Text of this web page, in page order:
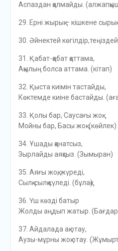
Аспаздан қалмайды.
29. Ернi жырық – кiшкене
30. Әйнектей
31. Қабат-қабат қаттама,
Ақылың болса аттама. (кітап)
32. Қыста киімін тастайды,
Көктемде киіне бастайды.
33. Қолы бар, Саусағы жоқ.
Мойны бар, Басы жоқ. (көйлек)
34. Ұшады қанатсыз,
Зырлайды аяқсыз. (Зымыран)
35. Аяғы жоқ, жүреді,
Сылқ-сылқ күледі. (бұлақ)
36. Үш көзді батыр
Жолды аңдып жатыр.
37. Айдалада ақ отау,
Аузы-мұрны жоқ отау.